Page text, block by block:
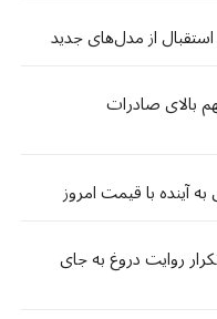
از مدل‌های جدید
بالای صادرات
آینده با قیمت امروز
روایت دروغ به جای